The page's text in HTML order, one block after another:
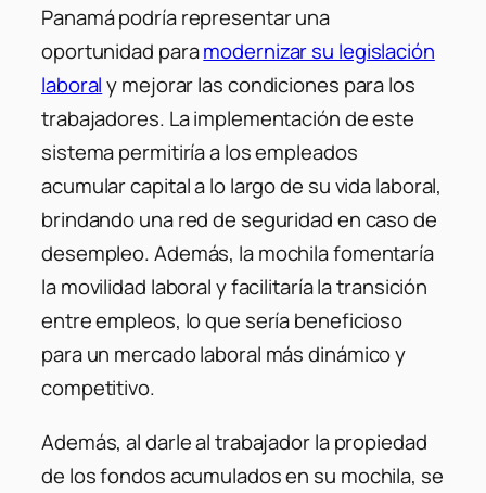
Panamá podría representar una
oportunidad paramodernizar su legislación
laboraly mejorar las condiciones para los
trabajadores. La implementación de este
sistema permitiría a los empleados
acumular capital a lo largo de su vida laboral,
brindando una red de seguridad en caso de
desempleo. Además, la mochila fomentaría
la movilidad laboral y facilitaría la transición
entre empleos, lo que sería beneficioso
para un mercado laboral más dinámico y
competitivo.
Además, al darle al trabajador la propiedad
de los fondos acumulados en su mochila, se